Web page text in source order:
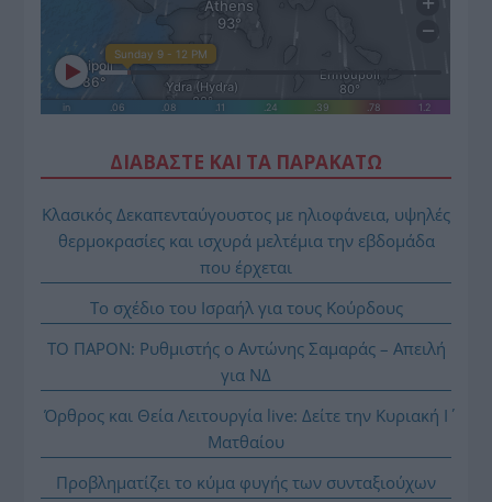
ΔΙΑΒΑΣΤΕ ΚΑΙ ΤΑ ΠΑΡΑΚΑΤΩ
Κλασικός Δεκαπενταύγουστος με ηλιοφάνεια, υψηλές
θερμοκρασίες και ισχυρά μελτέμια την εβδομάδα
που έρχεται
Το σχέδιο του Ισραήλ για τους Κούρδους
ΤΟ ΠΑΡΟΝ: Ρυθμιστής ο Αντώνης Σαμαράς – Απειλή
για ΝΔ
Όρθρος και Θεία Λειτουργία live: Δείτε την Κυριακή Ι΄
Ματθαίου
Προβληματίζει το κύμα φυγής των συνταξιούχων